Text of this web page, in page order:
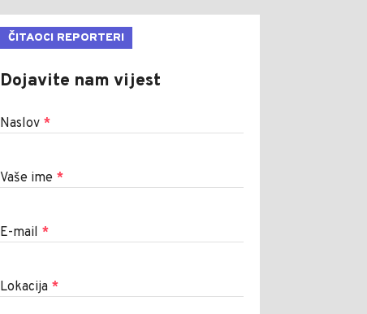
ČITAOCI REPORTERI
Dojavite nam vijest
Naslov *
Vaše ime *
E-mail *
Lokacija *